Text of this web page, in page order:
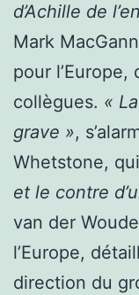
d’Achille de
Mark
pour
collègues. «
grave »,
Whetstone,
et le contre
van der
l’Europe,
direction du